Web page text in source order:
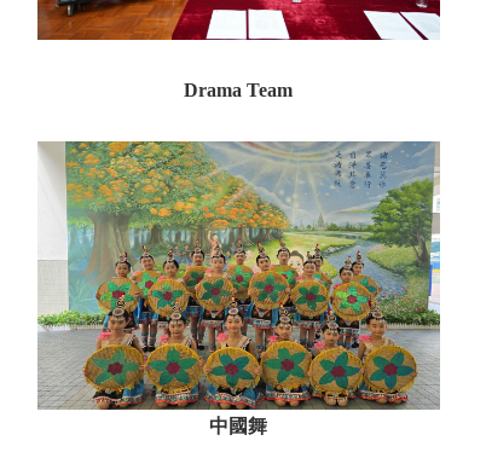
Drama Team
中國舞